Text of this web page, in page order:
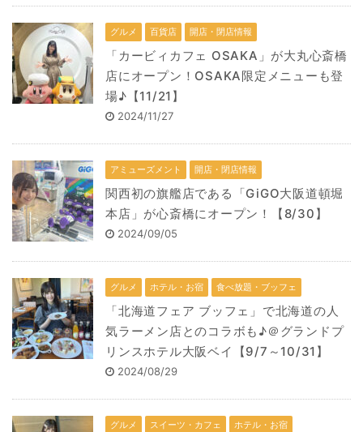
グルメ 百貨店 開店・閉店情報
「カービィカフェ OSAKA」が大丸心斎橋
店にオープン！OSAKA限定メニューも登
場♪【11/21】
2024/11/27
アミューズメント 開店・閉店情報
関西初の旗艦店である「GiGO大阪道頓堀
本店」が心斎橋にオープン！【8/30】
2024/09/05
グルメ ホテル・お宿 食べ放題・ブッフェ
「北海道フェア ブッフェ」で北海道の人
気ラーメン店とのコラボも♪＠グランドプ
リンスホテル大阪ベイ【9/7～10/31】
2024/08/29
グルメ スイーツ・カフェ ホテル・お宿